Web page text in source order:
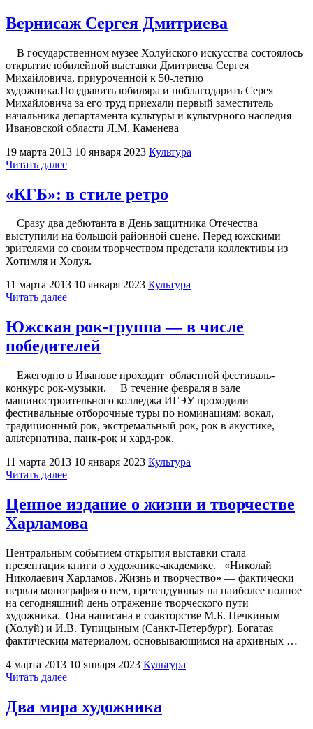
красоты
на
модного
журнала"
Вернисаж Сергея Дмитриева
В государственном музее Холуйского искусства состоялось
открытие юбилейной выставки Дмитриева Сергея
Михайловича, приуроченной к 50-летию
художника.Поздравить юбиляра и поблагодарить Серея
Михайловича за его труд приехали первый заместитель
начальника департамента культуры и культурного наследия
Ивановской области Л.М. Каменева
19 марта 2013 10 января 2023 Культура
Читать далее"Вернисаж
«КГБ»: в стиле ретро
Сразу два дебютанта в День защитника Отечества
выступили на большой районной сцене. Перед южскими
зрителями со своим творчеством предстали коллективы из
Хотимля и Холуя.
11 марта 2013 10 января 2023 Культура
Читать далее"«КГБ»:
стиле
ретро"
Южская рок-группа — в числе
победителей
Ежегодно в Иванове проходит областной фестиваль-
конкурс рок-музыки. В течение февраля в зале
машиностроительного колледжа ИГЭУ проходили
фестивальные отборочные туры по номинациям: вокал,
традиционный рок, экстремальный рок, рок в акустике,
альтернатива, панк-рок и хард-рок.
11 марта 2013 10 января 2023 Культура
Читать далее"Южская
—
в
победителей"
Ценное издание о жизни и творчестве
Харламова
Центральным событием открытия выставки стала
презентация книги о художнике-академике. «Николай
Николаевич Харламов. Жизнь и творчество» — фактически
первая монография о нем, претендующая на наиболее полное
на сегодняшний день отражение творческого пути
художника. Она написана в соавторстве М.Б. Печкиным
(Холуй) и И.В. Тупицыным (Санкт-Петербург). Богатая
фактическим материалом, основывающимся на архивных …
4 марта 2013 10 января 2023 Культура
Читать далее"Ценное
жизни
Два мира художника